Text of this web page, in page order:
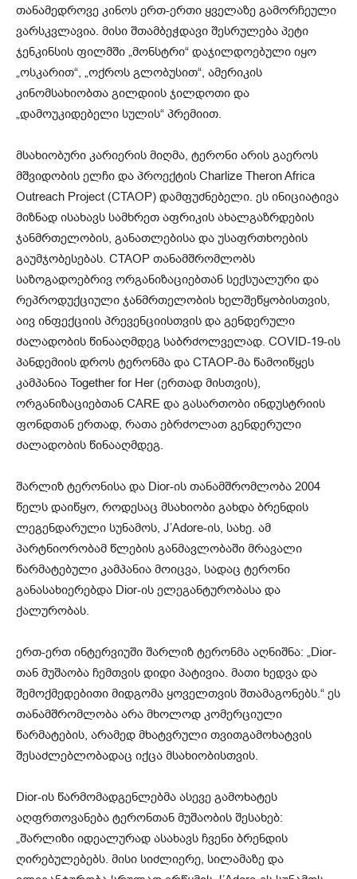
თანამედროვე კინოს ერთ-ერთი ყველაზე გამორჩეული
ვარსკვლავია. მისი შთამბეჭდავი შესრულება პეტი
ჯენკინსის ფილმში „მონსტრი“ დაჯილდოებული იყო
„ოსკარით“, „ოქროს გლობუსით“, ამერიკის
კინომსახიობთა გილდიის ჯილდოთი და
„დამოუკიდებელი სულის“ პრემიით.
მსახიობური კარიერის მიღმა, ტერონი არის გაეროს
მშვიდობის ელჩი და პროექტის Charlize Theron Africa
Outreach Project (CTAOP) დამფუძნებელი. ეს ინიციატივა
მიზნად ისახავს სამხრეთ აფრიკის ახალგაზრდების
ჯანმრთელობის, განათლებისა და უსაფრთხოების
გაუმჯობესებას. CTAOP თანამშრომლობს
საზოგადოებრივ ორგანიზაციებთან სექსუალური და
რეპროდუქციული ჯანმრთელობის ხელშეწყობისთვის,
აივ ინფექციის პრევენციისთვის და გენდერული
ძალადობის წინააღმდეგ საბრძოლველად. COVID-19-ის
პანდემიის დროს ტერონმა და CTAOP-მა წამოიწყეს
კამპანია Together for Her (ერთად მისთვის),
ორგანიზაციებთან CARE და გასართობი ინდუსტრიის
ფონდთან ერთად, რათა ებრძოლათ გენდერული
ძალადობის წინააღმდეგ.
შარლიზ ტერონისა და Dior-ის თანამშრომლობა 2004
წელს დაიწყო, როდესაც მსახიობი გახდა ბრენდის
ლეგენდარული სუნამოს, J’Adore-ის, სახე. ამ
პარტნიორობამ წლების განმავლობაში მრავალი
წარმატებული კამპანია მოიცვა, სადაც ტერონი
განასახიერებდა Dior-ის ელეგანტურობასა და
ქალურობას.
ერთ-ერთ ინტერვიუში შარლიზ ტერონმა აღნიშნა: „Dior-
თან მუშაობა ჩემთვის დიდი პატივია. მათი ხედვა და
შემოქმედებითი მიდგომა ყოველთვის შთამაგონებს.“ ეს
თანამშრომლობა არა მხოლოდ კომერციული
წარმატების, არამედ მხატვრული თვითგამოხატვის
შესაძლებლობადაც იქცა მსახიობისთვის.
Dior-ის წარმომადგენლებმა ასევე გამოხატეს
აღფრთოვანება ტერონთან მუშაობის შესახებ:
„შარლიზი იდეალურად ასახავს ჩვენი ბრენდის
ღირებულებებს. მისი სიძლიერე, სილამაზე და